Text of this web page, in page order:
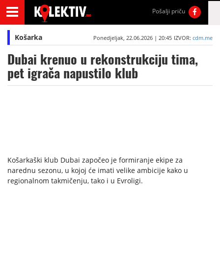
Pošalji priču
Košarka Ponedjeljak, 22.06.2026 | 20:45 IZVOR: cdm.me
Dubai krenuo u rekonstrukciju tima,
pet igrača napustilo klub
Košarkaški klub Dubai započeo je formiranje ekipe za
narednu sezonu, u kojoj će imati velike ambicije kako u
regionalnom takmičenju, tako i u Evroligi.